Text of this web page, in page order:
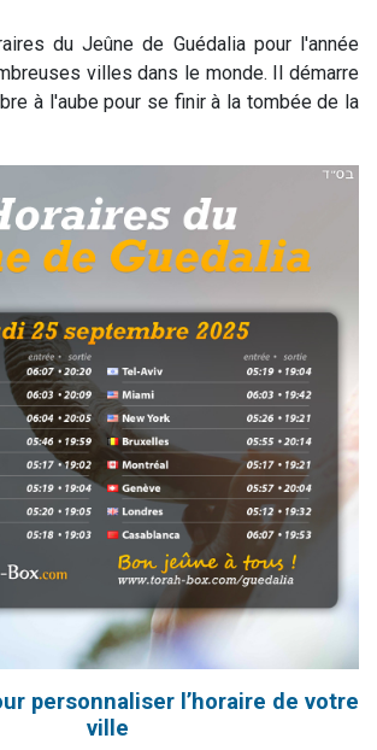
du Jeûne de Guédalia pour l'année
villes dans le monde. Il démarre
à l'aube pour se finir à la tombée de la
personnaliser l’horaire de votre
ville